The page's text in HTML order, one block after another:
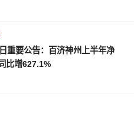
重要公告：百济神州上半年净
比增627.1%